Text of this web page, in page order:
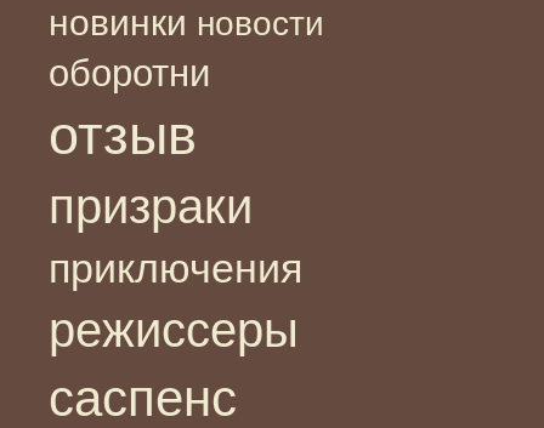
новинки новости
оборотни
отзыв
призраки
приключения
режиссеры
саспенс